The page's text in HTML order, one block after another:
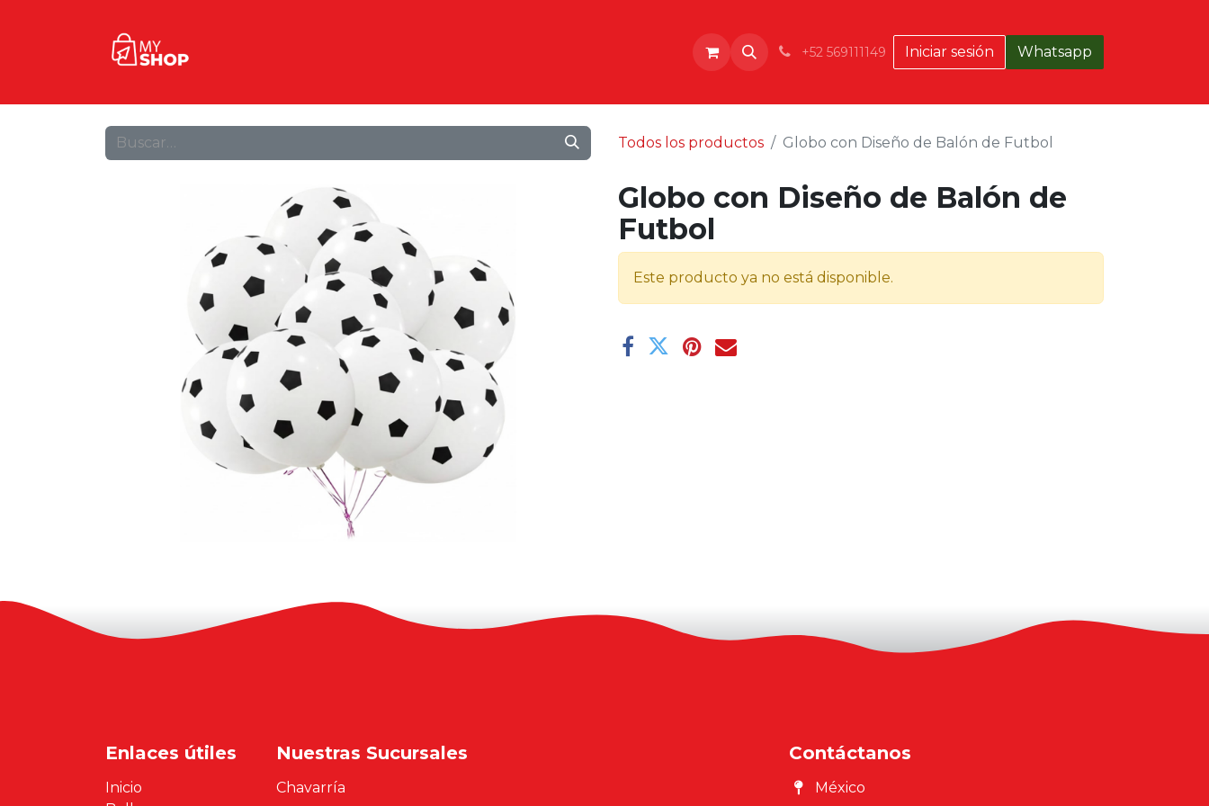
+52 569111149 Iniciar sesión Whatsapp
Todos los productos Globo con Diseño de Balón de Futbol
Globo con Diseño de Balón de
Futbol
Este producto ya no está disponible.
Enlaces útiles
Inicio
Nuestras Sucursales
Chavarría
Contáctanos
México